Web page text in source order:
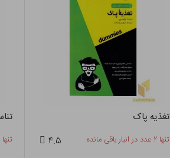
تغذیه پاک
تنها ۲ عدد در انبار باقی مانده ۴.۵ تنها ۲ عدد در انبار باقی مانده